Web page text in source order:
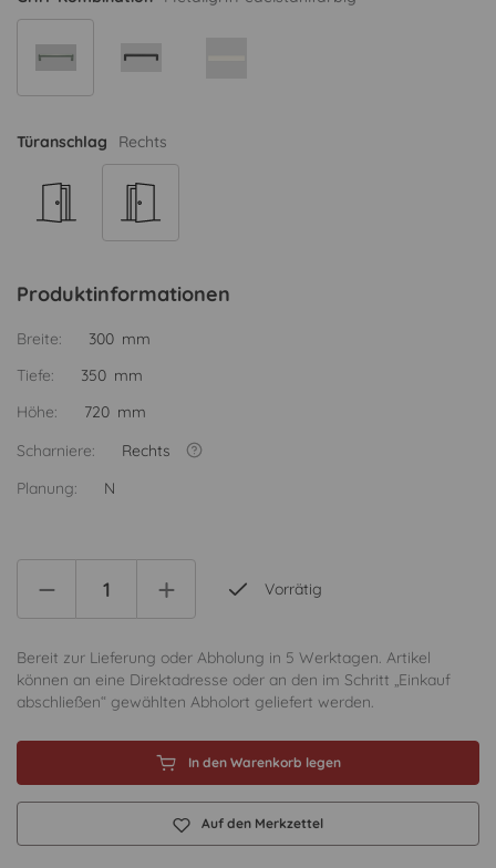
Türanschlag Rechts
Produktinformationen
Breite:
300 mm
Tiefe:
350 mm
Höhe:
720 mm
Scharniere:
Rechts
Planung:
N
Vorrätig
Bereit zur Lieferung oder Abholung in 5 Werktagen. Artikel
können an eine Direktadresse oder an den im Schritt „Einkauf
abschließen“ gewählten Abholort geliefert werden.
In den Warenkorb legen
Auf den Merkzettel